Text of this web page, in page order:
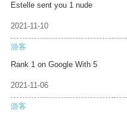
Estelle sent you 1 nude
2021-11-10
游客
Rank 1 on Google With 5
2021-11-06
游客